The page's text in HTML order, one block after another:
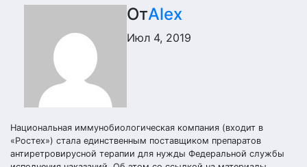
ОтAlex
Июл 4, 2019
Национальная иммунобиологическая компания (входит в
«Ростех») стала единственным поставщиком препаратов
антиретровирусной терапии для нужды Федеральной службы